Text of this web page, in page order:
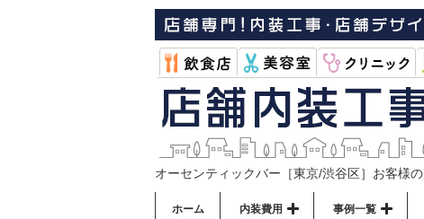
オーセンティックバー［東京/渋谷区］お客様
ホーム 内装費用 事例一覧